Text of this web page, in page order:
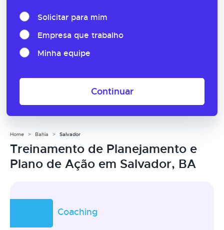
Solicitar para mim
Empresa que trabalho
Minha equipe
Continuar
Home Bahia Salvador
Treinamento de Planejamento e
Plano de Ação em Salvador, BA